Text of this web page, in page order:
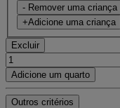
- Remover uma criança
+Adicione uma criança
Excluir
Adicione um quarto
Outros critérios